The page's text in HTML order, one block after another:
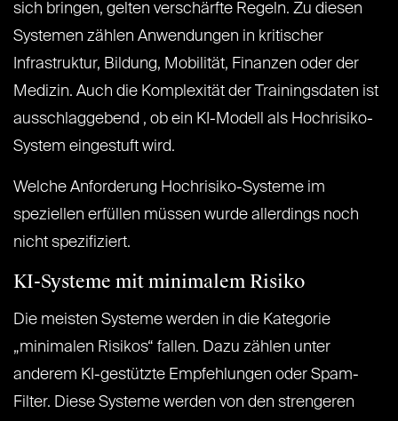
sich bringen, gelten verschärfte Regeln. Zu diesen
Systemen zählen Anwendungen in kritischer
Infrastruktur, Bildung, Mobilität, Finanzen oder der
Medizin. Auch die Komplexität der Trainingsdaten ist
ausschlaggebend , ob ein KI-Modell als Hochrisiko-
System eingestuft wird.
Welche Anforderung Hochrisiko-Systeme im
speziellen erfüllen müssen wurde allerdings noch
nicht spezifiziert.
KI-Systeme mit minimalem Risiko
Die meisten Systeme werden in die Kategorie
„minimalen Risikos“ fallen. Dazu zählen unter
anderem KI-gestützte Empfehlungen oder Spam-
Filter. Diese Systeme werden von den strengeren